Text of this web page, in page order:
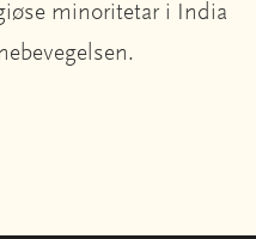
minoritetar i India